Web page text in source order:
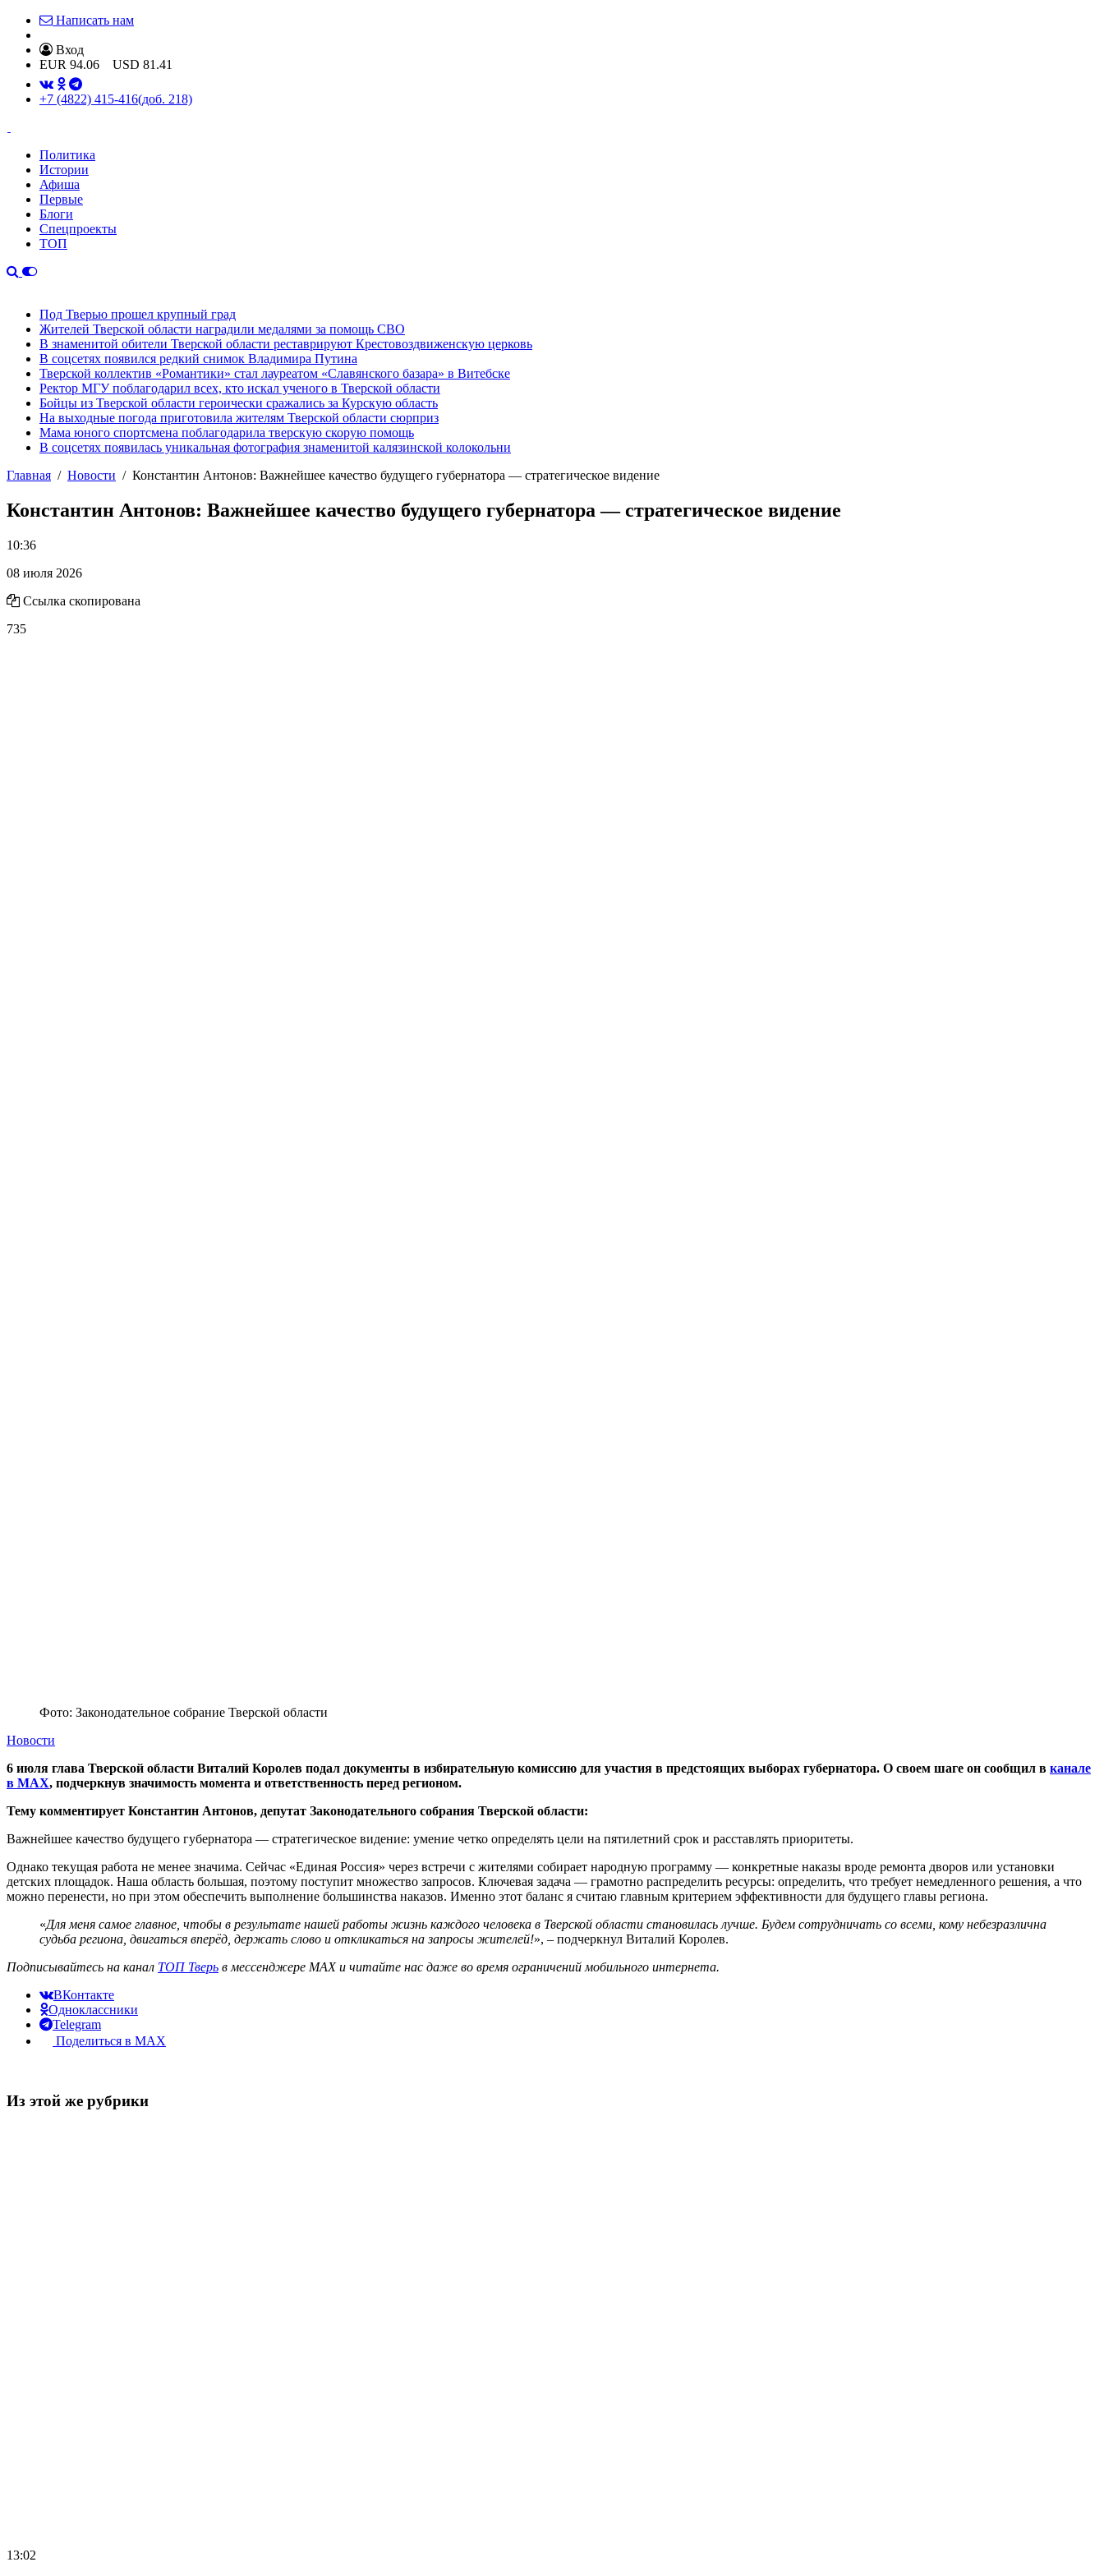
Написать нам
Вход
EUR 94.06 USD 81.41
+7 (4822) 415-416(доб. 218)
Политика
Истории
Афиша
Первые
Блоги
Спецпроекты
ТОП
Под Тверью прошел крупный град
Жителей Тверской области наградили медалями за помощь СВО
В знаменитой обители Тверской области реставрируют Крестовоздвиженскую церковь
В соцсетях появился редкий снимок Владимира Путина
Тверской коллектив «Романтики» стал лауреатом «Славянского базара» в Витебске
Ректор МГУ поблагодарил всех, кто искал ученого в Тверской области
Бойцы из Тверской области героически сражались за Курскую область
На выходные погода приготовила жителям Тверской области сюрприз
Мама юного спортсмена поблагодарила тверскую скорую помощь
В соцсетях появилась уникальная фотография знаменитой калязинской колокольни
Главная
Новости Константин Антонов: Важнейшее качество будущего губернатора — стратегическое видение
Константин Антонов: Важнейшее качество будущего губернатора — стратегическое видение
10:36
08 июля 2026
Ссылка скопирована
735
Фото: Законодательное собрание Тверской области
Новости
6 июля глава Тверской области Виталий Королев подал документы в избирательную комиссию для участия в предстоящих выборах губернатора. О своем шаге он сообщил в канале
в MAX, подчеркнув значимость момента и ответственность перед регионом.
Тему комментирует Константин Антонов, депутат Законодательного собрания Тверской области:
Важнейшее качество будущего губернатора — стратегическое видение: умение четко определять цели на пятилетний срок и расставлять приоритеты.
Однако текущая работа не менее значима. Сейчас «Единая Россия» через встречи с жителями собирает народную программу — конкретные наказы вроде ремонта дворов или установки
детских площадок. Наша область большая, поэтому поступит множество запросов. Ключевая задача — грамотно распределить ресурсы: определить, что требует немедленного решения, а что
можно перенести, но при этом обеспечить выполнение большинства наказов. Именно этот баланс я считаю главным критерием эффективности для будущего главы региона.
«Для меня самое главное, чтобы в результате нашей работы жизнь каждого человека в Тверской области становилась лучше. Будем сотрудничать со всеми, кому небезразлична
судьба региона, двигаться вперёд, держать слово и откликаться на запросы жителей!», – подчеркнул Виталий Королев.
Подписывайтесь на канал ТОП Тверь в мессенджере MAX и читайте нас даже во время ограничений мобильного интернета.
ВКонтакте
Одноклассники
Telegram
Поделиться в MAX
Из этой же рубрики
13:02